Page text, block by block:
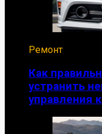
Ремонт
Как
устранить
управления